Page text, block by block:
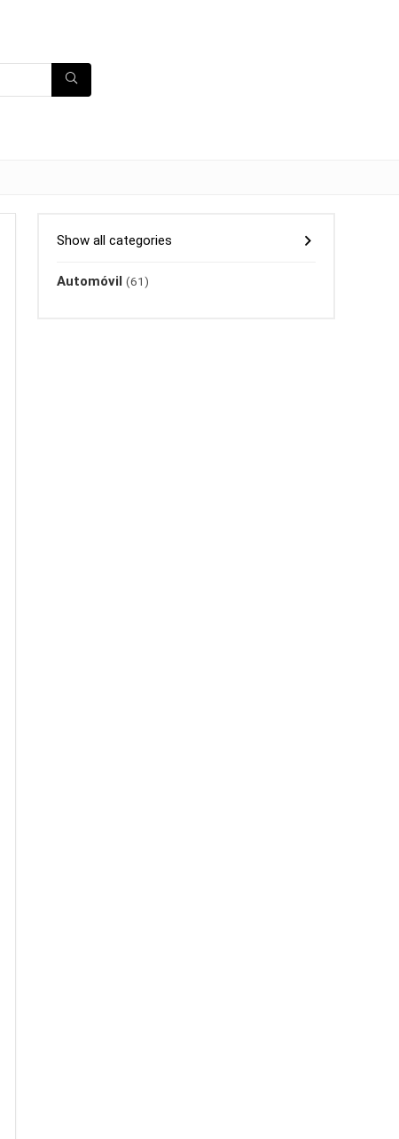
Show all categories
Automóvil (61)